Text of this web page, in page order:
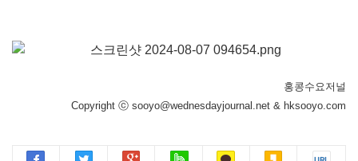
홍콩수요저널
Copyright ⓒ sooyo@wednesdayjournal.net & hksooyo.com